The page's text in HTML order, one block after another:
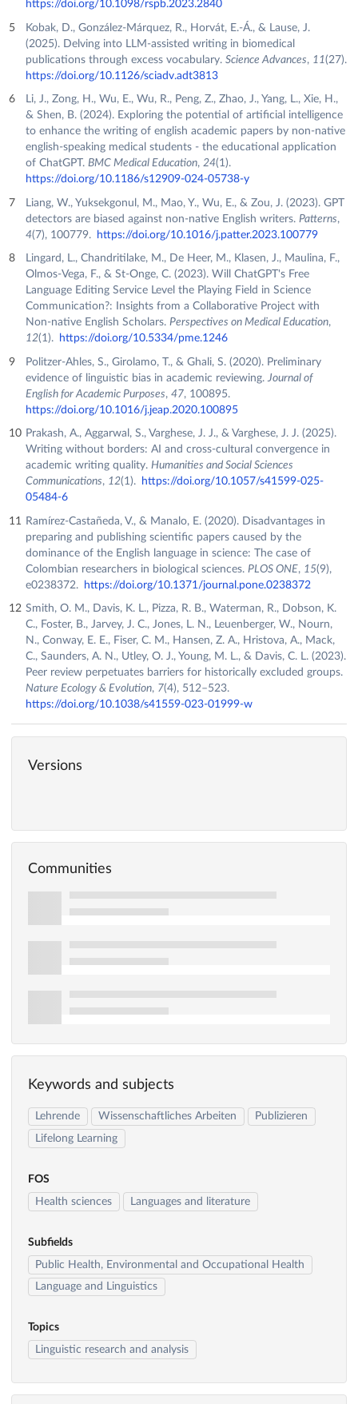
https://doi.org/10.1098/rspb.2023.2840
Kobak, D., González-Márquez, R., Horvát, E.-Á., & Lause, J.
(2025). Delving into LLM-assisted writing in biomedical
publications through excess vocabulary. Science Advances, 11(27).
https://doi.org/10.1126/sciadv.adt3813
Li, J., Zong, H., Wu, E., Wu, R., Peng, Z., Zhao, J., Yang, L., Xie, H.,
& Shen, B. (2024). Exploring the potential of artificial intelligence
to enhance the writing of english academic papers by non-native
english-speaking medical students - the educational application
of ChatGPT. BMC Medical Education, 24(1).
https://doi.org/10.1186/s12909-024-05738-y
Liang, W., Yuksekgonul, M., Mao, Y., Wu, E., & Zou, J. (2023). GPT
detectors are biased against non-native English writers. Patterns,
4(7), 100779. https://doi.org/10.1016/j.patter.2023.100779
Lingard, L., Chandritilake, M., De Heer, M., Klasen, J., Maulina, F.,
Olmos-Vega, F., & St-Onge, C. (2023). Will ChatGPT's Free
Language Editing Service Level the Playing Field in Science
Communication?: Insights from a Collaborative Project with
Non-native English Scholars. Perspectives on Medical Education,
12(1). https://doi.org/10.5334/pme.1246
Politzer-Ahles, S., Girolamo, T., & Ghali, S. (2020). Preliminary
evidence of linguistic bias in academic reviewing.Journal of
English for Academic Purposes, 47, 100895.
https://doi.org/10.1016/j.jeap.2020.100895
Prakash, A., Aggarwal, S., Varghese, J. J., & Varghese, J. J. (2025).
Writing without borders: AI and cross-cultural convergence in
academic writing quality. Humanities and Social Sciences
Communications, 12(1).
https://doi.org/10.1057/s41599-025-
05484-6
Ramírez-Castañeda, V., & Manalo, E. (2020). Disadvantages in
preparing and publishing scientific papers caused by the
dominance of the English language in science: The case of
Colombian researchers in biological sciences. PLOS ONE, 15(9),
e0238372.
https://doi.org/10.1371/journal.pone.0238372
Smith, O. M., Davis, K. L., Pizza, R. B., Waterman, R., Dobson, K.
C., Foster, B., Jarvey, J. C., Jones, L. N., Leuenberger, W., Nourn,
N., Conway, E. E., Fiser, C. M., Hansen, Z. A., Hristova, A., Mack,
C., Saunders, A. N., Utley, O. J., Young, M. L., & Davis, C. L. (2023).
Peer review perpetuates barriers for historically excluded groups.
Nature Ecology & Evolution, 7(4), 512–523.
https://doi.org/10.1038/s41559-023-01999-w
Versions
Communities
Keywords and subjects
Lehrende Wissenschaftliches Arbeiten
Publizieren
Lifelong Learning
FOS
Health sciences
Languages and literature
Subfields
Public Health, Environmental and Occupational Health
Language and Linguistics
Topics
Linguistic research and analysis